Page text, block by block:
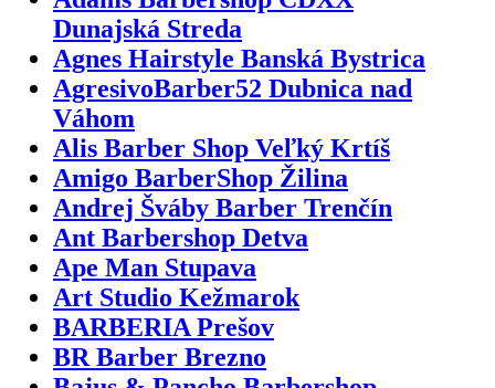
Dunajská Streda
Agnes Hairstyle Banská Bystrica
AgresivoBarber52 Dubnica nad
Váhom
Alis Barber Shop Veľký Krtíš
Amigo BarberShop Žilina
Andrej Šváby Barber Trenčín
Ant Barbershop Detva
Ape Man Stupava
Art Studio Kežmarok
BARBERIA Prešov
BR Barber Brezno